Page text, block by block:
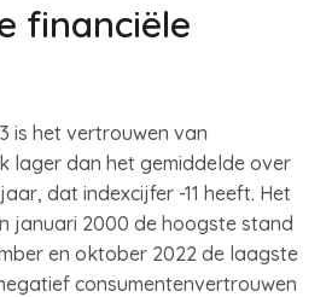
financiële
is het vertrouwen van
lager dan het gemiddelde over
dat indexcijfer -11 heeft. Het
januari 2000 de hoogste stand
en oktober 2022 de laagste
consumentenvertrouwen